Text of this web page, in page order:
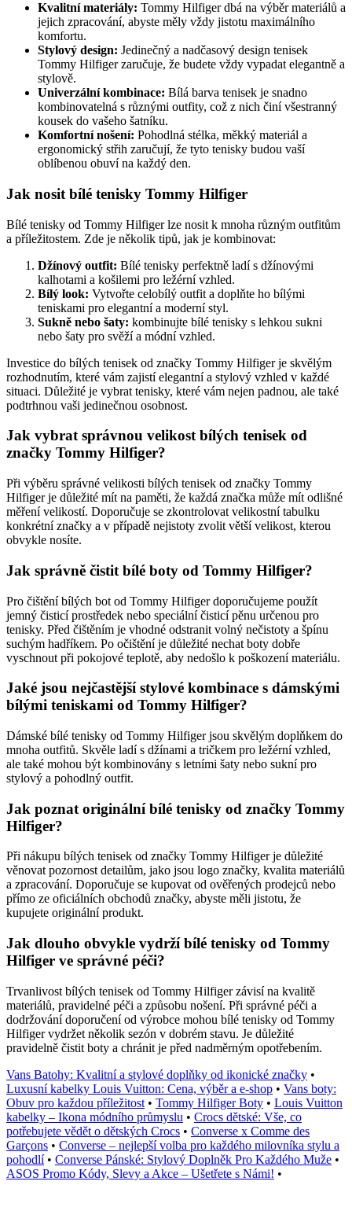
Kvalitní materiály: Tommy Hilfiger dbá na výběr materiálů a
jejich zpracování, abyste měly vždy jistotu maximálního
komfortu.
Stylový design: Jedinečný a nadčasový design tenisek
Tommy Hilfiger zaručuje, že budete vždy vypadat elegantně a
stylově.
Univerzální kombinace: Bílá barva tenisek je snadno
kombinovatelná s různými outfity, což z nich činí všestranný
kousek do vašeho šatníku.
Komfortní nošení: Pohodlná stélka, měkký materiál a
ergonomický střih zaručují, že tyto tenisky budou vaší
oblíbenou obuví na každý den.
Jak nosit bílé tenisky Tommy Hilfiger
Bílé tenisky od Tommy Hilfiger lze nosit k mnoha různým outfitům
a příležitostem. Zde je několik tipů, jak je kombinovat:
Džínový outfit: Bílé tenisky perfektně ladí s džínovými
kalhotami a košilemi pro ležérní vzhled.
Bílý look: Vytvořte celobílý outfit a doplňte ho bílými
teniskami pro elegantní a moderní styl.
Sukně nebo šaty: kombinujte bílé tenisky s lehkou sukni
nebo šaty pro svěží a módní vzhled.
Investice do bílých tenisek od značky Tommy Hilfiger je skvělým
rozhodnutím, které vám zajistí elegantní a stylový vzhled v každé
situaci. Důležité je vybrat tenisky, které vám nejen padnou, ale také
podtrhnou vaši jedinečnou osobnost.
Jak vybrat správnou velikost bílých tenisek od
značky Tommy Hilfiger?
Při výběru správné velikosti bílých tenisek od značky Tommy
Hilfiger je důležité mít na paměti, že každá značka může mít odlišné
měření velikostí. Doporučuje se zkontrolovat velikostní tabulku
konkrétní značky a v případě nejistoty zvolit větší velikost, kterou
obvykle nosíte.
Jak správně čistit bílé boty od Tommy Hilfiger?
Pro čištění bílých bot od Tommy Hilfiger doporučujeme použít
jemný čisticí prostředek nebo speciální čisticí pěnu určenou pro
tenisky. Před čištěním je vhodné odstranit volný nečistoty a špínu
suchým hadříkem. Po očištění je důležité nechat boty dobře
vyschnout při pokojové teplotě, aby nedošlo k poškození materiálu.
Jaké jsou nejčastější stylové kombinace s dámskými
bílými teniskami od Tommy Hilfiger?
Dámské bílé tenisky od Tommy Hilfiger jsou skvělým doplňkem do
mnoha outfitů. Skvěle ladí s džínami a tričkem pro ležérní vzhled,
ale také mohou být kombinovány s letními šaty nebo sukní pro
stylový a pohodlný outfit.
Jak poznat originální bílé tenisky od značky Tommy
Hilfiger?
Při nákupu bílých tenisek od značky Tommy Hilfiger je důležité
věnovat pozornost detailům, jako jsou logo značky, kvalita materiálů
a zpracování. Doporučuje se kupovat od ověřených prodejců nebo
přímo ze oficiálních obchodů značky, abyste měli jistotu, že
kupujete originální produkt.
Jak dlouho obvykle vydrží bílé tenisky od Tommy
Hilfiger ve správné péči?
Trvanlivost bílých tenisek od Tommy Hilfiger závisí na kvalitě
materiálů, pravidelné péči a způsobu nošení. Při správné péči a
dodržování doporučení od výrobce mohou bílé tenisky od Tommy
Hilfiger vydržet několik sezón v dobrém stavu. Je důležité
pravidelně čistit boty a chránit je před nadměrným opotřebením.
Vans Batohy: Kvalitní a stylové doplňky od ikonické značky •
Luxusní kabelky Louis Vuitton: Cena, výběr a e-shop • Vans boty:
Obuv pro každou příležitost • Tommy Hilfiger Boty • Louis Vuitton
kabelky – Ikona módního průmyslu • Crocs dětské: Vše, co
potřebujete vědět o dětských Crocs • Converse x Comme des
Garçons • Converse – nejlepší volba pro každého milovníka stylu a
pohodlí• Converse Pánské: Stylový Doplněk Pro Každého Muže •
ASOS Promo Kódy, Slevy a Akce – Ušetřete s Námi! •